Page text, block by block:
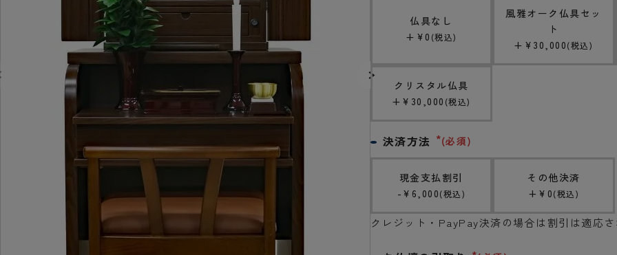
仏具なし
+ ¥ 0 税込
風雅オーク仏具セッ
ト
+ ¥ 30,000 税込
クリスタル仏具
+ ¥ 30,000 税込
決済方法 (必須)
現金支払割引
- ¥ 6,000 税込
その他決済
+ ¥ 0 税込
クレジット・PayPay決済の場合は割引は適応